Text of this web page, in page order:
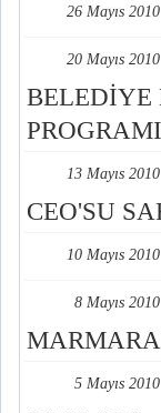
26 Mayıs 2010
20 Mayıs 2010
BELEDİYE
13 Mayıs 2010
CEO'SU
10 Mayıs 2010
8 Mayıs 2010
5 Mayıs 2010